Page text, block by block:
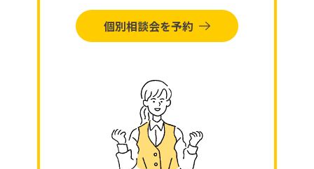
個別相談会を予約